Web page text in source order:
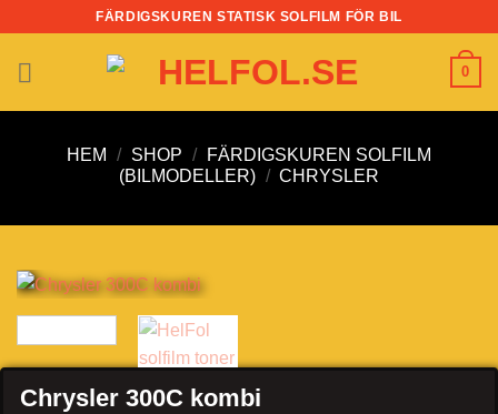
content
FÄRDIGSKUREN STATISK SOLFILM FÖR BIL
0
HEM / SHOP /
FÄRDIGSKUREN SOLFILM
(BILMODELLER) / CHRYSLER
Chrysler 300C kombi